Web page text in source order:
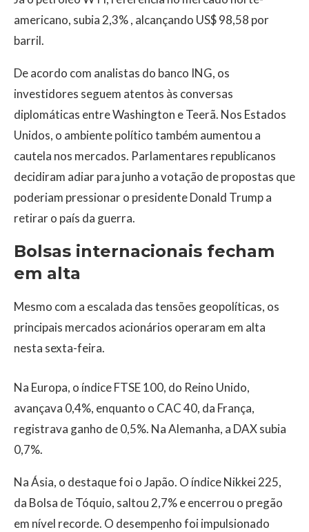
americano, subia 2,3% , alcançando US$ 98,58 por
barril.
De acordo com analistas do banco ING, os
investidores seguem atentos às conversas
diplomáticas entre Washington e Teerã. Nos Estados
Unidos, o ambiente político também aumentou a
cautela nos mercados. Parlamentares republicanos
decidiram adiar para junho a votação de propostas que
poderiam pressionar o presidente Donald Trump a
retirar o país da guerra.
Bolsas internacionais fecham
em alta
Mesmo com a escalada das tensões geopolíticas, os
principais mercados acionários operaram em alta
nesta sexta-feira.
Na Europa, o índice FTSE 100, do Reino Unido,
avançava 0,4%, enquanto o CAC 40, da França,
registrava ganho de 0,5%. Na Alemanha, a DAX subia
0,7%.
Na Ásia, o destaque foi o Japão. O índice Nikkei 225,
da Bolsa de Tóquio, saltou 2,7% e encerrou o pregão
em nível recorde. O desempenho foi impulsionado